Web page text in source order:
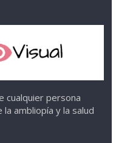
cualquier persona
ambliopía y la salud